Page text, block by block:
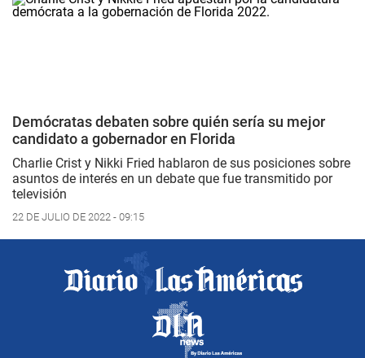
Demócratas debaten sobre quién sería su mejor
candidato a gobernador en Florida
Charlie Crist y Nikki Fried hablaron de sus posiciones sobre
asuntos de interés en un debate que fue transmitido por
televisión
22 DE JULIO DE 2022 - 09:15